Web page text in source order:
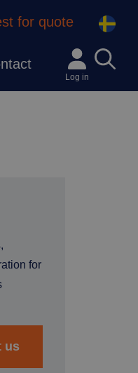
for quote
Log in
for
us